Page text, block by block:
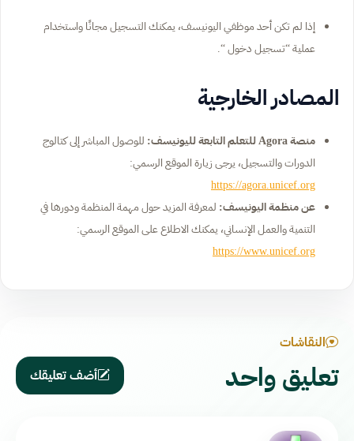
إذا لم تكن أحد موظفي اليونيسف، يمكنك التسجيل مجانًا واستخدام
عملية “تسجيل دخول “.
المصادر الخارجية
منصة Agora للتعلم التابعة لليونيسف:
للوصول المباشر إلى كتالوج
الدورات والتسجيل، يرجى زيارة الموقع الرسمي:
https://agora.unicef.org
عن منظمة اليونيسف: لمعرفة المزيد حول مهمة المنظمة ودورها في
التنمية والعمل الإنساني، يمكنك الاطلاع على الموقع الرسمي:
https://www.unicef.org
النقاشات
تعليق واحد أضف تعليقك